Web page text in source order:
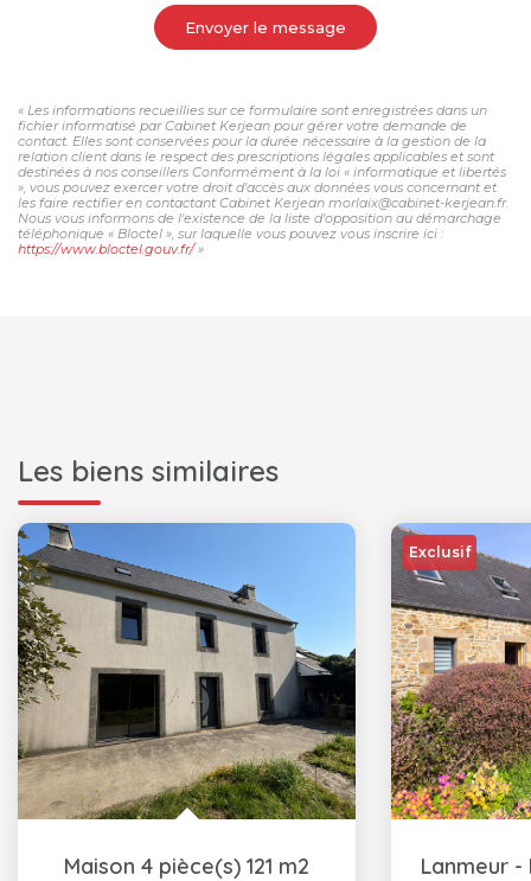
Envoyer le message
« Les informations recueillies sur ce formulaire sont enregistrées dans un
fichier informatisé par Cabinet Kerjean pour gérer votre demande de
contact. Elles sont conservées pour la durée nécessaire à la gestion de la
relation client dans le respect des prescriptions légales applicables et sont
destinées à nos conseillers Conformément à la loi « informatique et libertés
», vous pouvez exercer votre droit d'accès aux données vous concernant et
les faire rectifier en contactant Cabinet Kerjean morlaix@cabinet-kerjean.fr.
Nous vous informons de l'existence de la liste d'opposition au démarchage
téléphonique « Bloctel », sur laquelle vous pouvez vous inscrire ici :
https://www.bloctel.gouv.fr/»
Les biens similaires
Maison 4 pièce(s) 121 m2
Exclusif